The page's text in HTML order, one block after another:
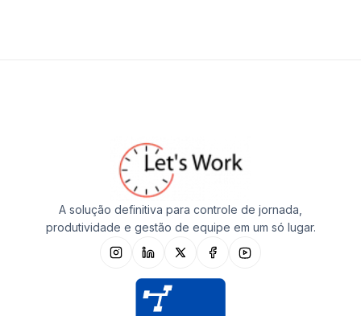
A solução definitiva para controle de jornada,
produtividade e gestão de equipe em um só lugar.